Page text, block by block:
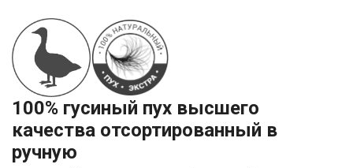
100% гусиный пух высшего
качества отсортированный в
ручную